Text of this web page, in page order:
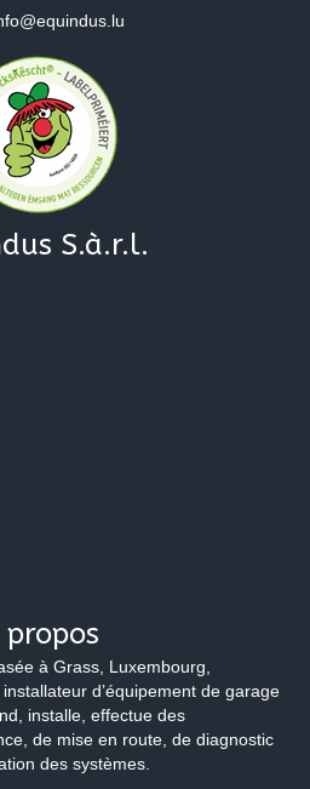
S.à.r.l.
propos
à Grass, Luxembourg,
d’équipement de garage
installe, effectue des
de mise en route, de diagnostic
des systèmes.